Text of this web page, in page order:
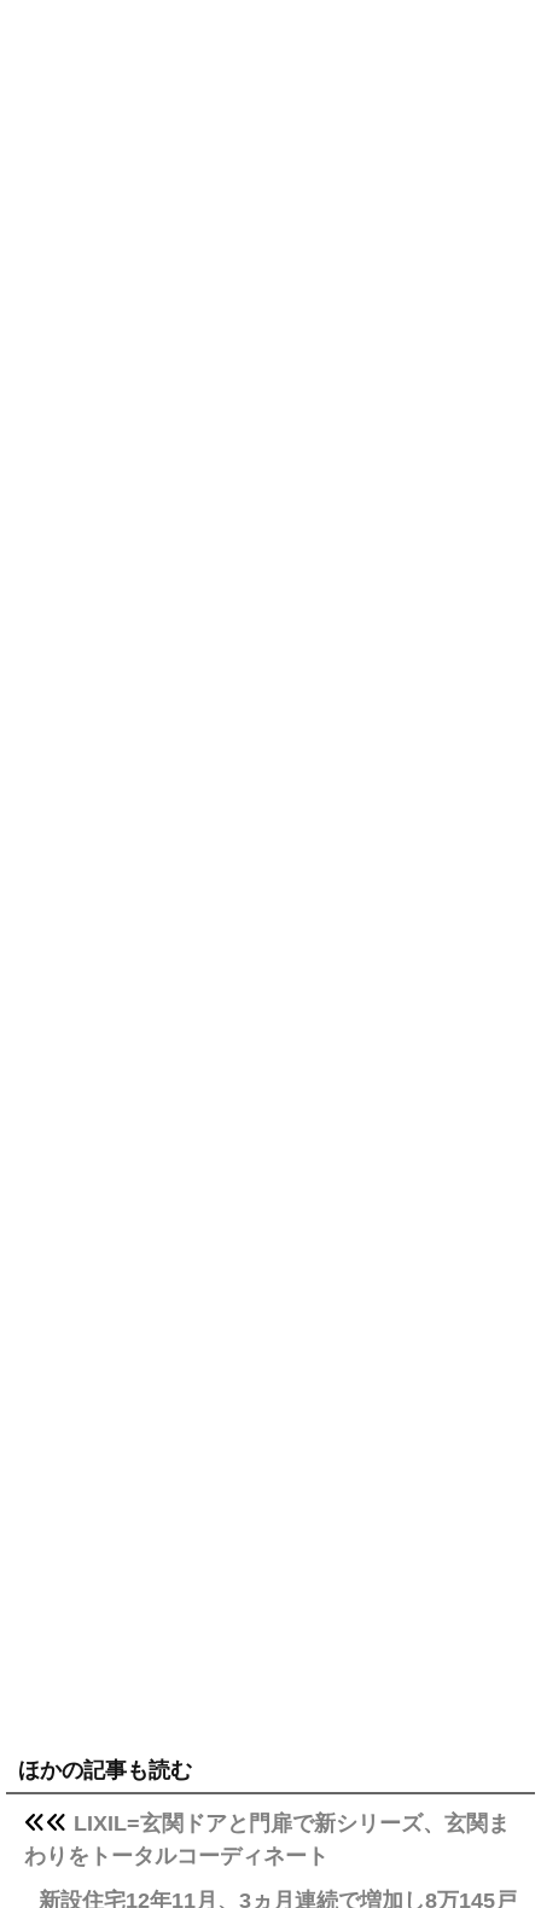
ほかの記事も読む
LIXIL=玄関ドアと門扉で新シリーズ、玄関ま
わりをトータルコーディネート
新設住宅12年11月、3ヵ月連続で増加し8万145戸